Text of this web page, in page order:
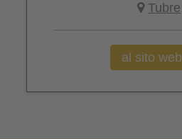
Tubre
al sito web